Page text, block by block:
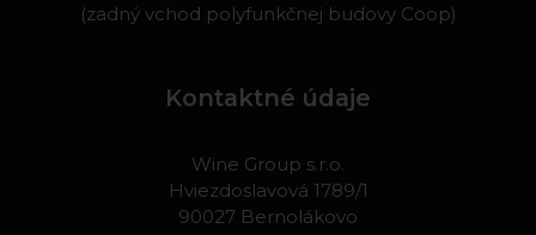
(zadný vchod polyfunkčnej budovy Coop)
Kontaktné údaje
Wine Group s.r.o.
Hviezdoslavová 1789/1
90027 Bernolákovo